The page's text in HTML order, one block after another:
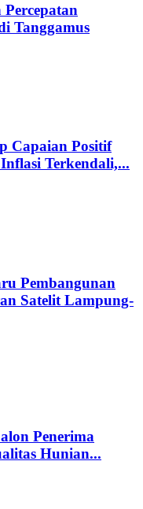
Tanggamus
Capaian Positif
Terkendali,...
Pembangunan
Satelit Lampung-
Penerima
Hunian...